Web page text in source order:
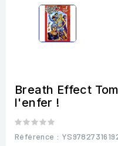
Breath Effect
l'enfer !
Référence :